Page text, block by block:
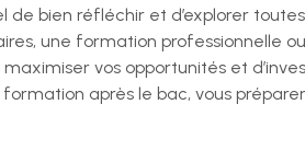
de bien réfléchir et d’explorer
une formation professionnelle
vos opportunités et
après le bac, vous